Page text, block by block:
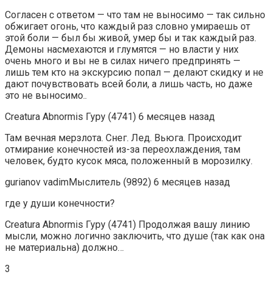
Согласен с ответом — что там не выносимо — так сильно
обжигает огонь, что каждый раз словно умираешь от
этой боли — был бы живой, умер бы и так каждый раз.
Демоны насмехаются и глумятся — но власти у них
очень много и вы не в силах ничего предпринять —
лишь тем кто на экскурсию попал — делают скидку и не
дают почувствовать всей боли, а лишь часть, но даже
это не выносимо..
Creatura Abnormis Гуру (4741) 6 месяцев назад
Там вечная мерзлота. Снег. Лед. Вьюга. Происходит
отмирание конечностей из-за переохлаждения, там
человек, будто кусок мяса, положенный в морозилку.
gurianov vadimМыслитель (9892) 6 месяцев назад
где у души конечности?
Creatura Abnormis Гуру (4741) Продолжая вашу линию
мысли, можно логично заключить, что душе (так как она
не материальна) должно…
3